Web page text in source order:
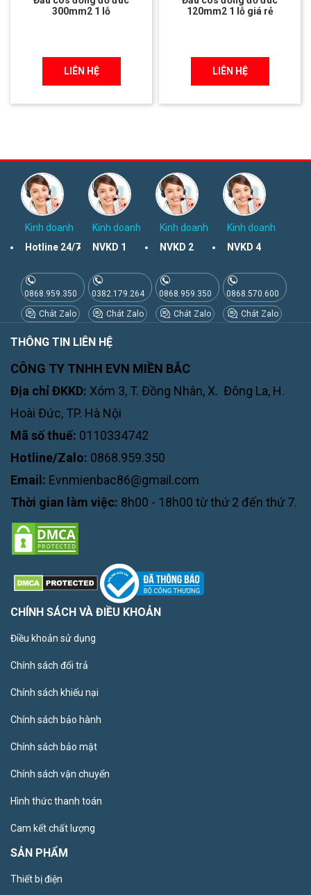
300mm2 1 lỗ
LIÊN HỆ
120mm2 1 lỗ giá rẻ
LIÊN HỆ
Kinh doanh
Hotline 24/7
0868.959.350
Chát Zalo
Kinh doanh
NVKD 1
0382.179.264
Chát Zalo
Kinh doanh
NVKD 2
0868.959.350
Chát Zalo
Kinh doanh
NVKD 4
0868.570.600
Chát Zalo
THÔNG TIN LIÊN HỆ
CÔNG TY TNHH EVN MIỀN BẮC
Địa chỉ ĐKKD: Xóm 3, T. Đồng Nhân, X. Đông La, H.
Hoài Đức, TP. Hà Nội
Mã số thuế: 0110334742
Hotline/Zalo: 0868.959.350
Email: Evnmienbac86@gmail.com
Thời gian làm việc: 8h00 - 18h00 từ thứ 2 đến thứ 7.
CHÍNH SÁCH VÀ ĐIỀU KHOẢN
Điều khoản sử dụng
Chính sách đổi trả
Chính sách khiếu nại
Chính sách bảo hành
Chính sách bảo mật
Chính sách vận chuyển
Hình thức thanh toán
Cam kết chất lượng
SẢN PHẨM
Thiết bị điện